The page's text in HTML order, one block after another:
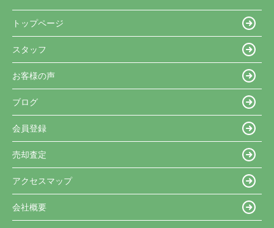
トップページ
スタッフ
お客様の声
ブログ
会員登録
売却査定
アクセスマップ
会社概要